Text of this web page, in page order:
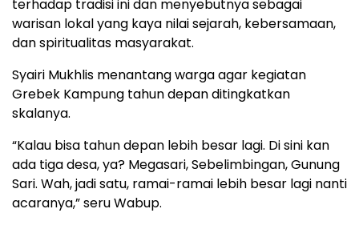
terhadap tradisi ini dan menyebutnya sebagai
warisan lokal yang kaya nilai sejarah, kebersamaan,
dan spiritualitas masyarakat.
Syairi Mukhlis menantang warga agar kegiatan
Grebek Kampung tahun depan ditingkatkan
skalanya.
“Kalau bisa tahun depan lebih besar lagi. Di sini kan
ada tiga desa, ya? Megasari, Sebelimbingan, Gunung
Sari. Wah, jadi satu, ramai-ramai lebih besar lagi nanti
acaranya,” seru Wabup.